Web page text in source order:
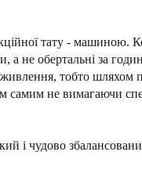
тату - машиною.
а не обертальні за
тобто шляхом
самим не вимагаючи
і чудово